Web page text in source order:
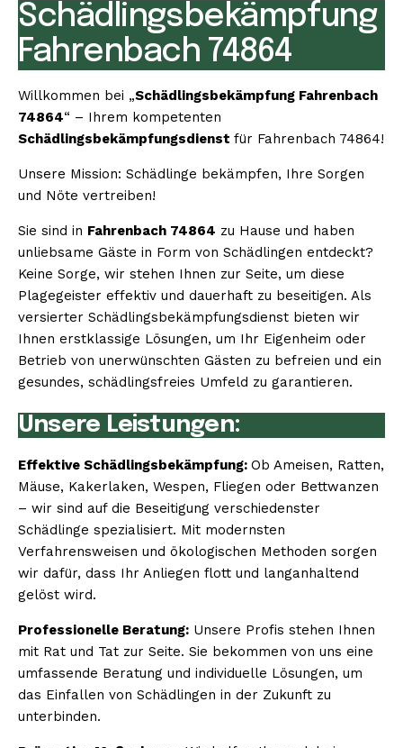
Schädlingsbekämpfung
Fahrenbach 74864
Willkommen bei „Schädlingsbekämpfung Fahrenbach
74864“ – Ihrem kompetenten
Schädlingsbekämpfungsdienst für Fahrenbach 74864!
Unsere Mission: Schädlinge bekämpfen, Ihre Sorgen
und Nöte vertreiben!
Sie sind in Fahrenbach 74864 zu Hause und haben
unliebsame Gäste in Form von Schädlingen entdeckt?
Keine Sorge, wir stehen Ihnen zur Seite, um diese
Plagegeister effektiv und dauerhaft zu beseitigen. Als
versierter Schädlingsbekämpfungsdienst bieten wir
Ihnen erstklassige Lösungen, um Ihr Eigenheim oder
Betrieb von unerwünschten Gästen zu befreien und ein
gesundes, schädlingsfreies Umfeld zu garantieren.
Unsere Leistungen:
Effektive Schädlingsbekämpfung: Ob Ameisen, Ratten,
Mäuse, Kakerlaken, Wespen, Fliegen oder Bettwanzen
– wir sind auf die Beseitigung verschiedenster
Schädlinge spezialisiert. Mit modernsten
Verfahrensweisen und ökologischen Methoden sorgen
wir dafür, dass Ihr Anliegen flott und langanhaltend
gelöst wird.
Professionelle Beratung: Unsere Profis stehen Ihnen
mit Rat und Tat zur Seite. Sie bekommen von uns eine
umfassende Beratung und individuelle Lösungen, um
das Einfallen von Schädlingen in der Zukunft zu
unterbinden.